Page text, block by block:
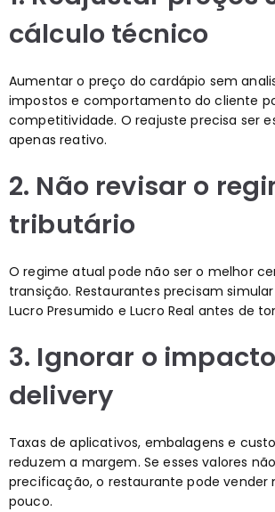
cálculo técnico
Aumentar o preço do cardápio sem
impostos e comportamento do cliente
competitividade. O reajuste precisa ser
apenas reativo.
2. Não revisar o
tributário
O regime atual pode não ser o melhor
transição. Restaurantes precisam
Lucro Presumido e Lucro Real antes de
3. Ignorar o
delivery
Taxas de aplicativos, embalagens e
reduzem a margem. Se esses valores
precificação, o restaurante pode vender
pouco.